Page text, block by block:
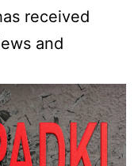
received
and